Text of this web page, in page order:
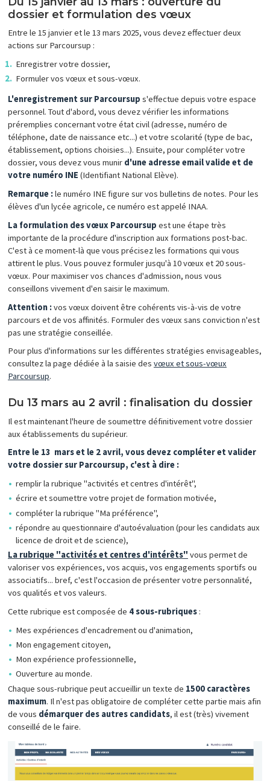
dossier et formulation des vœux
Entre le 15 janvier et le 13 mars 2025, vous devez effectuer deux
actions sur Parcoursup :
Enregistrer votre dossier,
Formuler vos vœux et sous-vœux.
L'enregistrement sur Parcoursup s'effectue depuis votre espace
personnel. Tout d'abord, vous devez vérifier les informations
préremplies concernant votre état civil (adresse, numéro de
téléphone, date de naissance etc...) et votre scolarité (type de bac,
établissement, options choisies...). Ensuite, pour compléter votre
dossier, vous devez vous munir d'une adresse email valide et de
votre numéro INE (Identifiant National Elève).
Remarque :le numéro INE figure sur vos bulletins de notes. Pour les
élèves d'un lycée agricole, ce numéro est appelé INAA.
La formulation des vœux Parcoursup est une étape très
importante de la procédure d'inscription aux formations post-bac.
C'est à ce moment-là que vous précisez les formations qui vous
attirent le plus. Vous pouvez formuler jusqu'à 10 vœux et 20 sous-
vœux. Pour maximiser vos chances d'admission, nous vous
conseillons vivement d'en saisir le maximum.
Attention :vos vœux doivent être cohérents vis-à-vis de votre
parcours et de vos affinités. Formuler des vœux sans conviction n'est
pas une stratégie conseillée.
Pour plus d'informations sur les différentes stratégies envisageables,
consultez la page dédiée à la saisie des vœux et sous-vœux
Parcoursup.
Du 13 mars au 2 avril : finalisation du dossier
Il est maintenant l'heure de soumettre définitivement votre dossier
aux établissements du supérieur.
Entre le 13 mars et le 2 avril, vous devez compléter et valider
votre dossier sur Parcoursup, c'est à dire :
remplir la rubrique "activités et centres d'intérêt",
écrire et soumettre votre projet de formation motivée,
compléter la rubrique "Ma préférence",
répondre au questionnaire d'autoévaluation (pour les candidats aux
licence de droit et de science),
La rubrique "activités et centres d'intérêts" vous permet de
valoriser vos expériences, vos acquis, vos engagements sportifs ou
associatifs... bref, c'est l'occasion de présenter votre personnalité,
vos qualités et vos valeurs.
Cette rubrique est composée de 4 sous-rubriques :
Mes expériences d'encadrement ou d'animation,
Mon engagement citoyen,
Mon expérience professionnelle,
Ouverture au monde.
Chaque sous-rubrique peut accueillir un texte de 1500 caractères
maximum. Il n'est pas obligatoire de compléter cette partie mais afin
de vous démarquer des autres candidats, il est (très) vivement
conseillé de le faire.